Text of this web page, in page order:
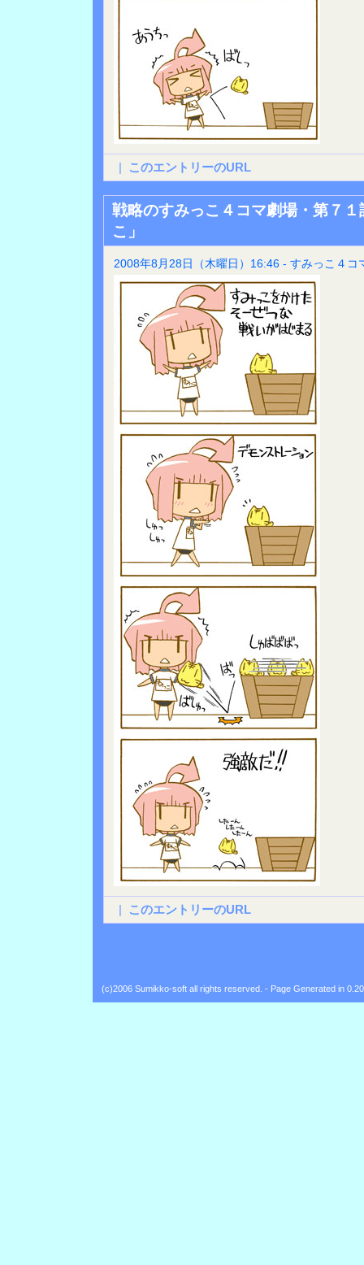
| このエントリーのURL
戦略のすみっこ４コマ劇場・第７
こ」
2008年8月28日（木曜日）16:46 - すみっこ４コ
| このエントリーのURL
(c)2006 Sumikko-soft all rights reserved. - Page Generated in